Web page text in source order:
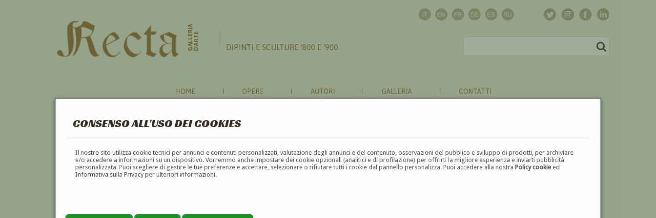
CONSENSO ALL'USO DEI COOKIES
Il nostro sito utilizza cookie tecnici per annunci e contenuti personalizzati, valutazione degli annunci e del contenuto, osservazioni del pubblico e sviluppo di prodotti, per archiviare
e/o accedere a informazioni su un dispositivo. Vorremmo anche impostare dei cookie opzionali (analitici e di profilazione) per offrirti la migliore esperienza e inviarti pubblicità
personalizzata. Puoi scegliere di gestire le tue preferenze e accettare, selezionare o rifiutare tutti i cookie dal pannello personalizza. Puoi accedere alla nostraPolicy cookie ed
Informativa sulla Privacy per ulteriori informazioni.
GALLERIAD'ARTE DIPINTI E SCULTURE '800 E '900
HOME OPERE AUTORI GALLERIA CONTATTI
MAROCCO
A B C D E F G H I J K L M N O P Q R S T U V W X Y Z ⬅